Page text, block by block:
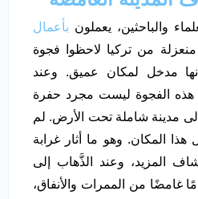
والباحثين، يعملون بأعمال
من تركيا لاحظوا فجوة
مدخل لمكان عميق. وعند
هذه الفجوة ليست مجرد حفرة
مدينة شاملة تحت الأرض. لم
المكان. وهو ما أثار غرابة
المزيد، وعند الذَّهاب إلى
غامضًا من الممرات والأنفاق،